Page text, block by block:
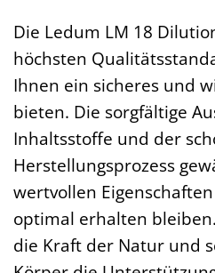
Die Ledum LM 18
höchsten
Ihnen ein sicheres und
bieten. Die sorgfältige
Inhaltsstoffe und der
Herstellungsprozess
wertvollen
optimal erhalten
die Kraft der Natur und